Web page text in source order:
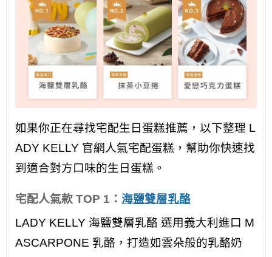
如果你正在尋找宅配生日蛋糕推薦，以下整理 L
ADY KELLY 官網人氣宅配蛋糕，幫助你快速找
到適合對方口味的生日蛋糕。
宅配人氣款 TOP 1： 海鹽雙層乳酪
LADY KELLY 海鹽雙層乳酪 選用義大利進口 M
ASCARPONE 乳酪，打造如雲朵般的乳酪奶